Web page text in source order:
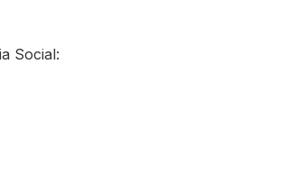
Social: